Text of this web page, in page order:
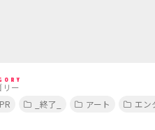
リー
_終了_ アート エン